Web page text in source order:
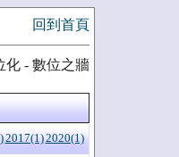
回到首頁
化 - 數位之牆
2017(1)2020(1)